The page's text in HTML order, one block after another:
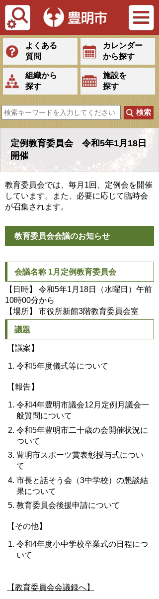
Tiếng Việt
よくある
質問
カレンダー
から探す
組織から
探す
施設を
探す
定例教育委員会 令和5年1月18日
開催
教育委員会では、毎月1回、定例会を開催
しています。また、必要に応じて臨時会
が召集されます。
教育委員会会議のお知らせ
会議名称 1月定例教育委員会
【日時】 令和5年1月18日（水曜日）午前
10時00分から
【場所】 市役所新館3階教育委員会室
議題
【議案】
令和5年度儀式等について
【報告】
令和4年豊明市議会12月定例月議会一
般質問について
令和5年豊明市二十歳の会開催状況に
ついて
豊明市スポーツ賞表彰授与式につい
て
市長と話そう会（3中学校）の懇談結
果について
教育委員会後援申請について
【その他】
令和4年度小中学校卒業式の日程につ
いて
【教育委員会会議録へ】